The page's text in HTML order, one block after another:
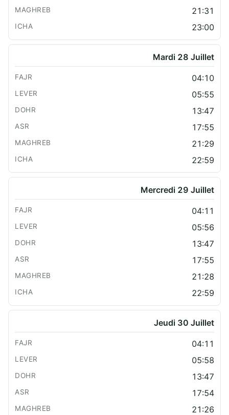
21:31
23:00
Mardi 28 Juillet
04:10
05:55
13:47
17:55
21:29
22:59
Mercredi 29 Juillet
04:11
05:56
13:47
17:55
21:28
22:59
Jeudi 30 Juillet
04:11
05:58
13:47
17:54
21:26